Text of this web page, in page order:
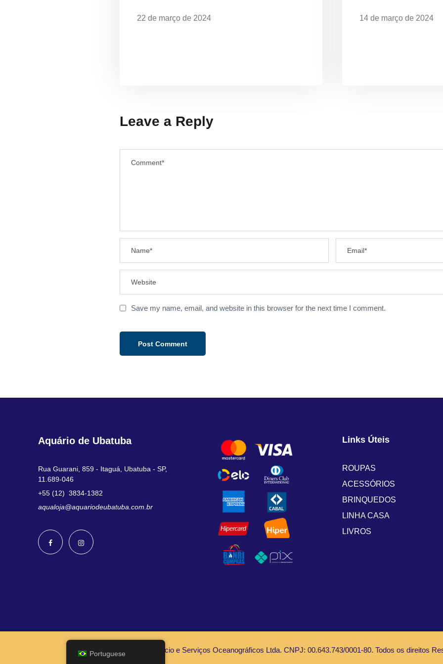
22 de março de 2024
14 de março de 2024
Leave a Reply
Save my name, email, and website in this browser for the next time I comment.
Aquário de Ubatuba
Rua Guarani, 859 - Itaguá, Ubatuba - SP,
11.689-046
+55 (12) 3834-1382
aqualoja@aquariodeubatuba.com.br
Links Úteis
ROUPAS
ACESSÓRIOS
BRINQUEDOS
LINHA CASA
LIVROS
©2026 Argonauta Comércio e Serviços Oceanográficos Ltda. CNPJ: 00.643.743/0001-80. Todos os direitos
Portuguese